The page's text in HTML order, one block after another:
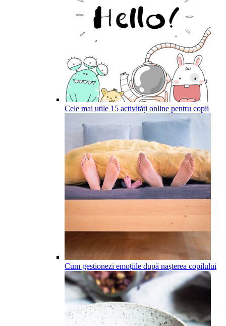
Cele mai utile 15 activități online pentru copii
Cum gestionezi emoțiile după nașterea copilului